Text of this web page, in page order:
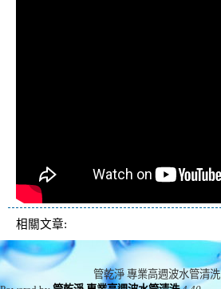
相關文章:
管乾淨 專業高週波水管清洗